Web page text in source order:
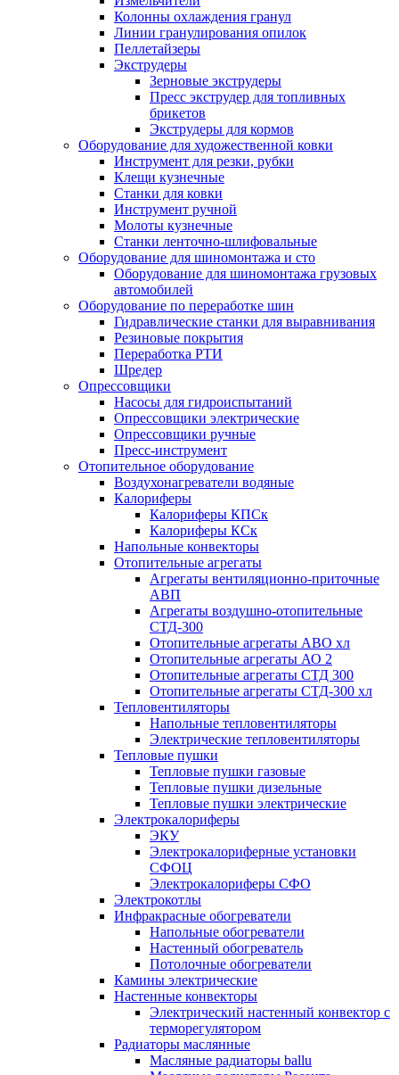
Колонны охлаждения гранул
Линии гранулирования опилок
Пеллетайзеры
Экструдеры
Зерновые экструдеры
Пресс экструдер для топливных
брикетов
Экструдеры для кормов
Оборудование для художественной ковки
Инструмент для резки, рубки
Клещи кузнечные
Станки для ковки
Инструмент ручной
Молоты кузнечные
Станки ленточно-шлифовальные
Оборудование для шиномонтажа и сто
Оборудование для шиномонтажа грузовых
автомобилей
Оборудование по переработке шин
Гидравлические станки для выравнивания
Резиновые покрытия
Переработка РТИ
Шредер
Опрессовщики
Насосы для гидроиспытаний
Опрессовщики электрические
Опрессовщики ручные
Пресс-инструмент
Отопительное оборудование
Воздухонагреватели водяные
Калориферы
Калориферы КПСк
Калориферы КСк
Напольные конвекторы
Отопительные агрегаты
Агрегаты вентиляционно-приточные
АВП
Агрегаты воздушно-отопительные
СТД-300
Отопительные агрегаты АВО хл
Отопительные агрегаты АО 2
Отопительные агрегаты СТД 300
Отопительные агрегаты СТД-300 хл
Тепловентиляторы
Напольные тепловентиляторы
Электрические тепловентиляторы
Тепловые пушки
Тепловые пушки газовые
Тепловые пушки дизельные
Тепловые пушки электрические
Электрокалориферы
ЭКУ
Электрокалориферные установки
СФОЦ
Электрокалориферы СФО
Электрокотлы
Инфракрасные обогреватели
Напольные обогреватели
Настенный обогреватель
Потолочные обогреватели
Камины электрические
Настенные конвекторы
Электрический настенный конвектор с
терморегулятором
Радиаторы маслянные
Масляные радиаторы ballu